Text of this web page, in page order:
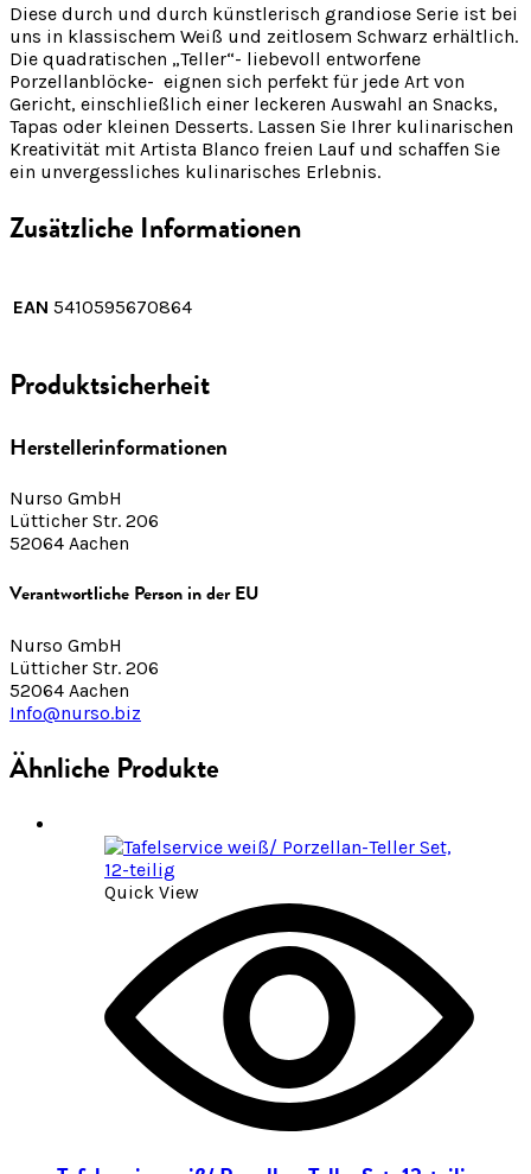
Diese durch und durch künstlerisch grandiose Serie ist bei
uns in klassischem Weiß und zeitlosem Schwarz erhältlich.
Die quadratischen „Teller“- liebevoll entworfene
Porzellanblöcke- eignen sich perfekt für jede Art von
Gericht, einschließlich einer leckeren Auswahl an Snacks,
Tapas oder kleinen Desserts. Lassen Sie Ihrer kulinarischen
Kreativität mit Artista Blanco freien Lauf und schaffen Sie
ein unvergessliches kulinarisches Erlebnis.
Zusätzliche Informationen
EAN 5410595670864
Produktsicherheit
Herstellerinformationen
Nurso GmbH
Lütticher Str. 206
52064 Aachen
Verantwortliche Person in der EU
Nurso GmbH
Lütticher Str. 206
52064 Aachen
Info@nurso.biz
Ähnliche Produkte
Quick View